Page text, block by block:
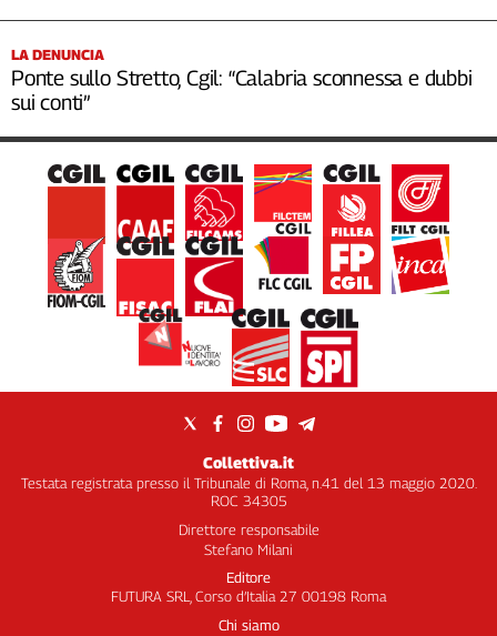
LA DENUNCIA
Ponte sullo Stretto, Cgil: “Calabria sconnessa e dubbi
sui conti”
Collettiva.it
Testata registrata presso il Tribunale di Roma, n.41 del 13 maggio 2020.
ROC 34305
Direttore responsabile
Stefano Milani
Editore
FUTURA SRL, Corso d’Italia 27 00198 Roma
Chi siamo